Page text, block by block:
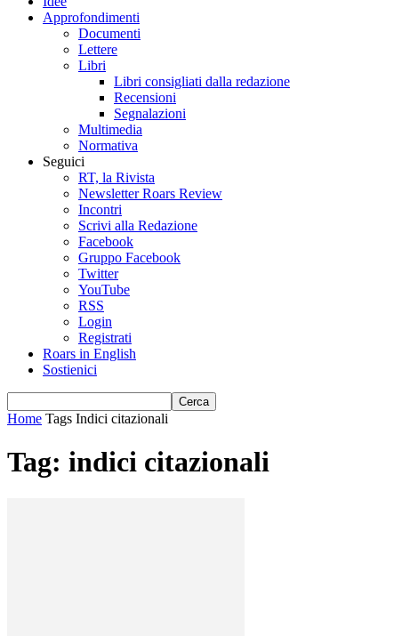
Approfondimenti
Documenti
Lettere
Libri
Libri consigliati dalla redazione
Recensioni
Segnalazioni
Multimedia
Normativa
Seguici
RT, la Rivista
Newsletter Roars Review
Incontri
Scrivi alla Redazione
Facebook
Gruppo Facebook
Twitter
YouTube
RSS
Login
Registrati
Roars in English
Sostienici
Home Tags Indici citazionali
Tag: indici citazionali